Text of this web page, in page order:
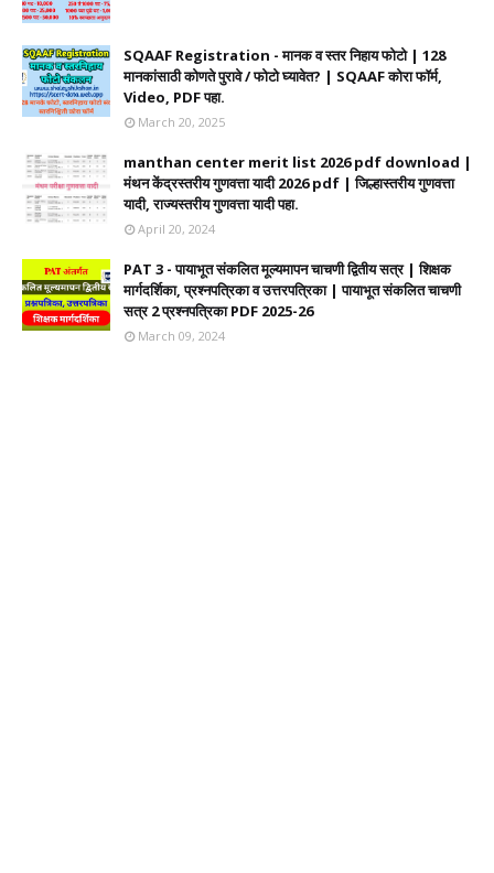
SQAAF Registration - मानक व स्तर निहाय फोटो | 128
मानकांसाठी कोणते पुरावे / फोटो घ्यावेत? | SQAAF कोरा फॉर्म,
Video, PDF पहा.
March 20, 2025
manthan center merit list 2026 pdf download |
मंथन केंद्रस्तरीय गुणवत्ता यादी 2026 pdf | जिल्हास्तरीय गुणवत्ता
यादी, राज्यस्तरीय गुणवत्ता यादी पहा.
April 20, 2024
PAT 3 - पायाभूत संकलित मूल्यमापन चाचणी द्वितीय सत्र | शिक्षक
मार्गदर्शिका, प्रश्नपत्रिका व उत्तरपत्रिका | पायाभूत संकलित चाचणी
सत्र 2 प्रश्नपत्रिका PDF 2025-26
March 09, 2024